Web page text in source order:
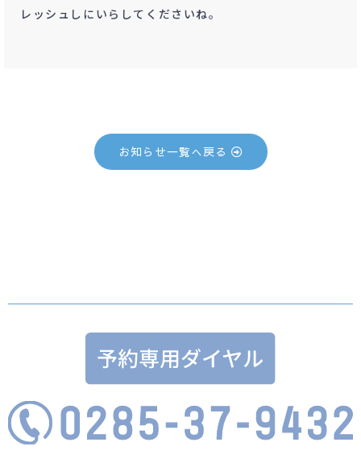
レッシュしにいらしてくださいね。
お知らせ一覧へ戻る